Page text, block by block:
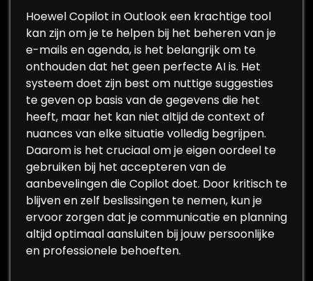
Hoewel Copilot in Outlook een krachtige tool
kan zijn om je te helpen bij het beheren van je
e-mails en agenda, is het belangrijk om te
onthouden dat het geen perfecte AI is. Het
systeem doet zijn best om nuttige suggesties
te geven op basis van de gegevens die het
heeft, maar het kan niet altijd de context of
nuances van elke situatie volledig begrijpen.
Daarom is het cruciaal om je eigen oordeel te
gebruiken bij het accepteren van de
aanbevelingen die Copilot doet. Door kritisch te
blijven en zelf beslissingen te nemen, kun je
ervoor zorgen dat je communicatie en planning
altijd optimaal aansluiten bij jouw persoonlijke
en professionele behoeften.